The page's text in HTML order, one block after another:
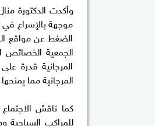
وأكدت الدكتورة
موجهة بالإسراع
الضغط عن مواقع
الجمعية الخصائص
المرجانية قدرة
المرجانية مما
كما ناقش